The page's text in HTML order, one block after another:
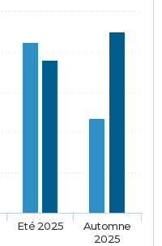
Eté 2025
Automne
2025